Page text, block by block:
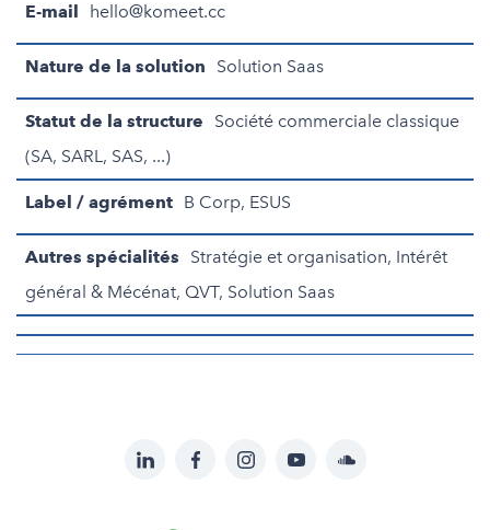
E-mail hello@komeet.cc
Nature de la solution Solution Saas
Statut de la structure
Société commerciale classique
(SA, SARL, SAS, ...)
Label / agrément B Corp, ESUS
Autres spécialités
Stratégie et organisation, Intérêt
général & Mécénat, QVT, Solution Saas
LinkedInFacebookInstagramYouTubeSoundcloud